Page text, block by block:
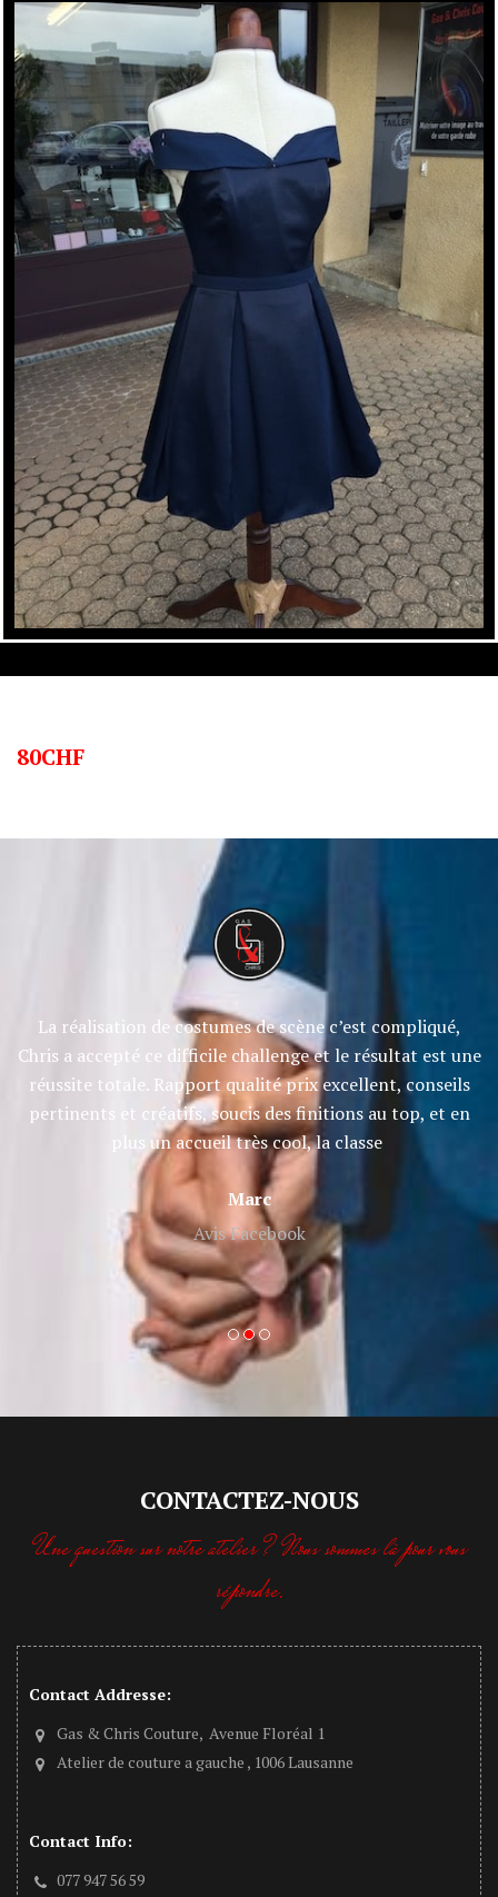
80CHF
La réalisation de costumes de scène c’est compliqué,
Chris a accepté ce difficile challenge et le résultat est une
réussite totale. Rapport qualité prix excellent, conseils
pertinents et créatifs, soucis des finitions au top, et en
plus un accueil très cool, la classe
Marc
Avis Facebook
CONTACTEZ-NOUS
Une question sur notre atelier ? Nous sommes là pour vous
répondre.
Contact Addresse:
Gas & Chris Couture, Avenue Floréal 1
Atelier de couture a gauche , 1006 Lausanne
Contact Info:
077 947 56 59